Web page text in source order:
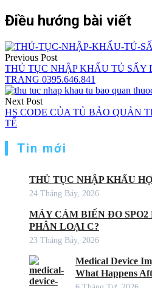
Điều hướng bài viết
Previous Post
THỦ TỤC NHẬP KHẨU TỦ SẤY
TRANG 0395.646.841
Next Post
HS CODE CỦA TỦ BẢO QUẢN
TẾ
Tin mới
THỦ TỤC NHẬP KHẨU
24 Tháng Bảy, 2026
MÁY CẢM BIẾN ĐO
PHÂN LOẠI C?
23 Tháng Bảy, 2026
Medical Device
What Happens